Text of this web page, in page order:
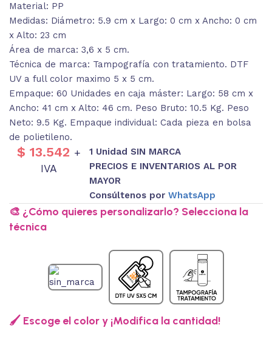
Material: PP
Medidas: Diámetro: 5.9 cm x Largo: 0 cm x Ancho: 0 cm
x Alto: 23 cm
Área de marca: 3,6 x 5 cm.
Técnica de marca: Tampografía con tratamiento. DTF
UV a full color maximo 5 x 5 cm.
Empaque: 60 Unidades en caja máster: Largo: 58 cm x
Ancho: 41 cm x Alto: 46 cm. Peso Bruto: 10.5 Kg. Peso
Neto: 9.5 Kg. Empaque individual: Cada pieza en bolsa
de polietileno.
$ 13.542 +
IVA
1 Unidad SIN MARCA
PRECIOS E INVENTARIOS AL POR
MAYOR
Consúltenos por WhatsApp
🎨 ¿Cómo quieres personalizarlo? Selecciona la
técnica
🖌️ Escoge el color y ¡Modifica la cantidad!